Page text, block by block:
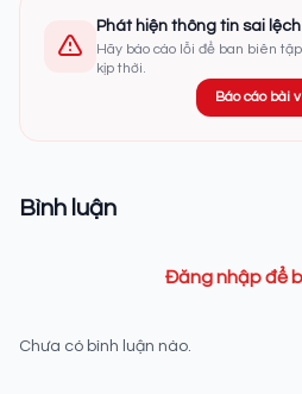
Phát hiện thông tin sai
Hãy báo cáo lỗi để ban biên
kịp thời.
Báo cáo bài
Bình luận
Đăng nhập để
Chưa có bình luận nào.